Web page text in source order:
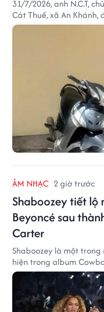
31/7/2026, anh N.C.T,
Cát Thuế, xã An
việc bị mất trộm chiếc
xe còn có nhiều giấy
ÂM NHẠC 2 giờ trước
Shaboozey tiết lộ
Beyoncé sau
Carter
Shaboozey là một
hiện trong album